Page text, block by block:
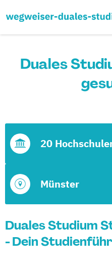
Duales
Münster
20
Duales Studium
- Dein